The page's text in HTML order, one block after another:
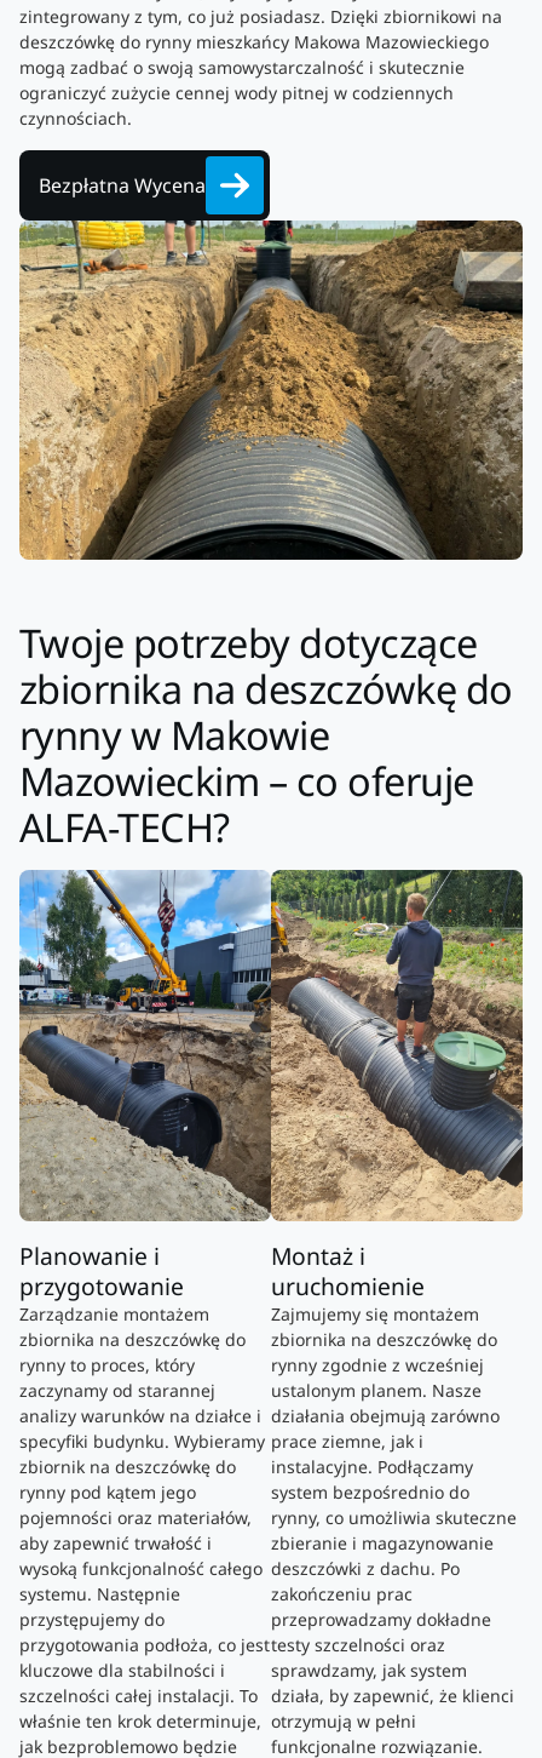
zintegrowany z tym, co już posiadasz. Dzięki zbiornikowi na
deszczówkę do rynny mieszkańcy Makowa Mazowieckiego
mogą zadbać o swoją samowystarczalność i skutecznie
ograniczyć zużycie cennej wody pitnej w codziennych
czynnościach.
Bezpłatna Wycena
Twoje potrzeby dotyczące
zbiornika na deszczówkę do
rynny w Makowie
Mazowieckim – co oferuje
ALFA-TECH?
Planowanie i
przygotowanie
Zarządzanie montażem
zbiornika na deszczówkę do
rynny to proces, który
zaczynamy od starannej
analizy warunków na działce i
specyfiki budynku. Wybieramy
zbiornik na deszczówkę do
rynny pod kątem jego
pojemności oraz materiałów,
aby zapewnić trwałość i
wysoką funkcjonalność całego
systemu. Następnie
przystępujemy do
przygotowania podłoża, co jest
kluczowe dla stabilności i
szczelności całej instalacji. To
właśnie ten krok determinuje,
jak bezproblemowo będzie
Montaż i
uruchomienie
Zajmujemy się montażem
zbiornika na deszczówkę do
rynny zgodnie z wcześniej
ustalonym planem. Nasze
działania obejmują zarówno
prace ziemne, jak i
instalacyjne. Podłączamy
system bezpośrednio do
rynny, co umożliwia skuteczne
zbieranie i magazynowanie
deszczówki z dachu. Po
zakończeniu prac
przeprowadzamy dokładne
testy szczelności oraz
sprawdzamy, jak system
działa, by zapewnić, że klienci
otrzymują w pełni
funkcjonalne rozwiązanie.